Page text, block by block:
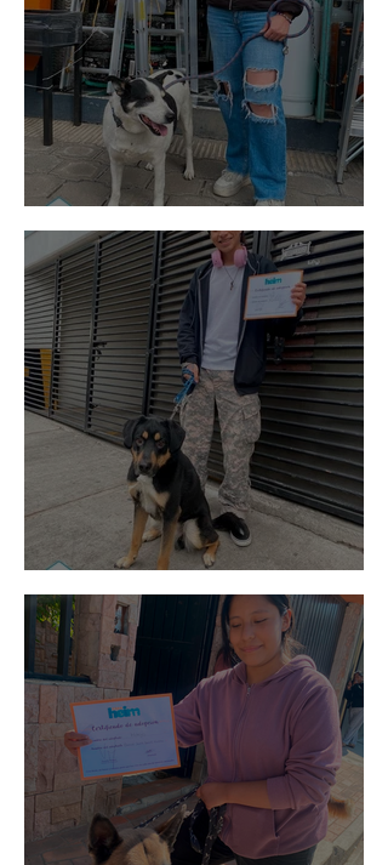
Vaquita
Spot